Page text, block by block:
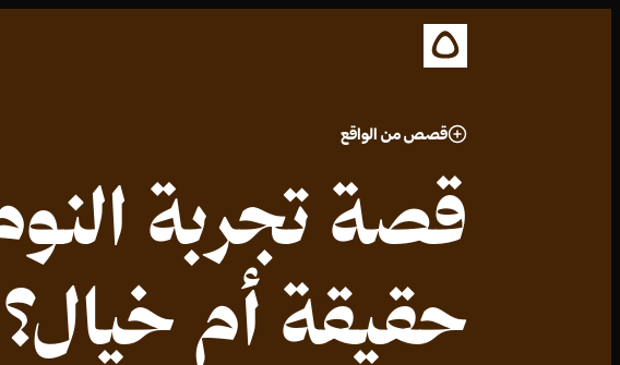
قصص من الواقع
قصة تجربة
حقيقة أم خيال؟